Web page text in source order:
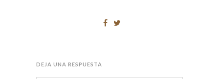
DEJA UNA RESPUESTA